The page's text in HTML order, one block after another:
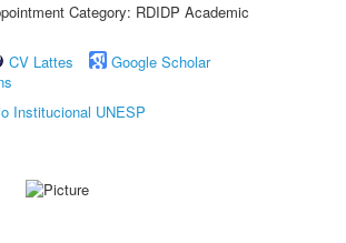
Category: RDIDP Academic
CV Lattes
Google Scholar
Institucional UNESP